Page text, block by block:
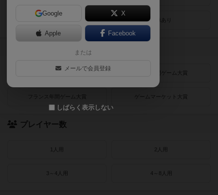
画像あり
ドイツゲーム大賞 ドイツ年間ゲーム大賞
フランス年間ゲーム大賞 ゲームマーケット大賞
プレイヤー数
1人用 2人用
3～4人用 4～8人用
Google X
Apple Facebook
または
メールで会員登録
しばらく表示しない